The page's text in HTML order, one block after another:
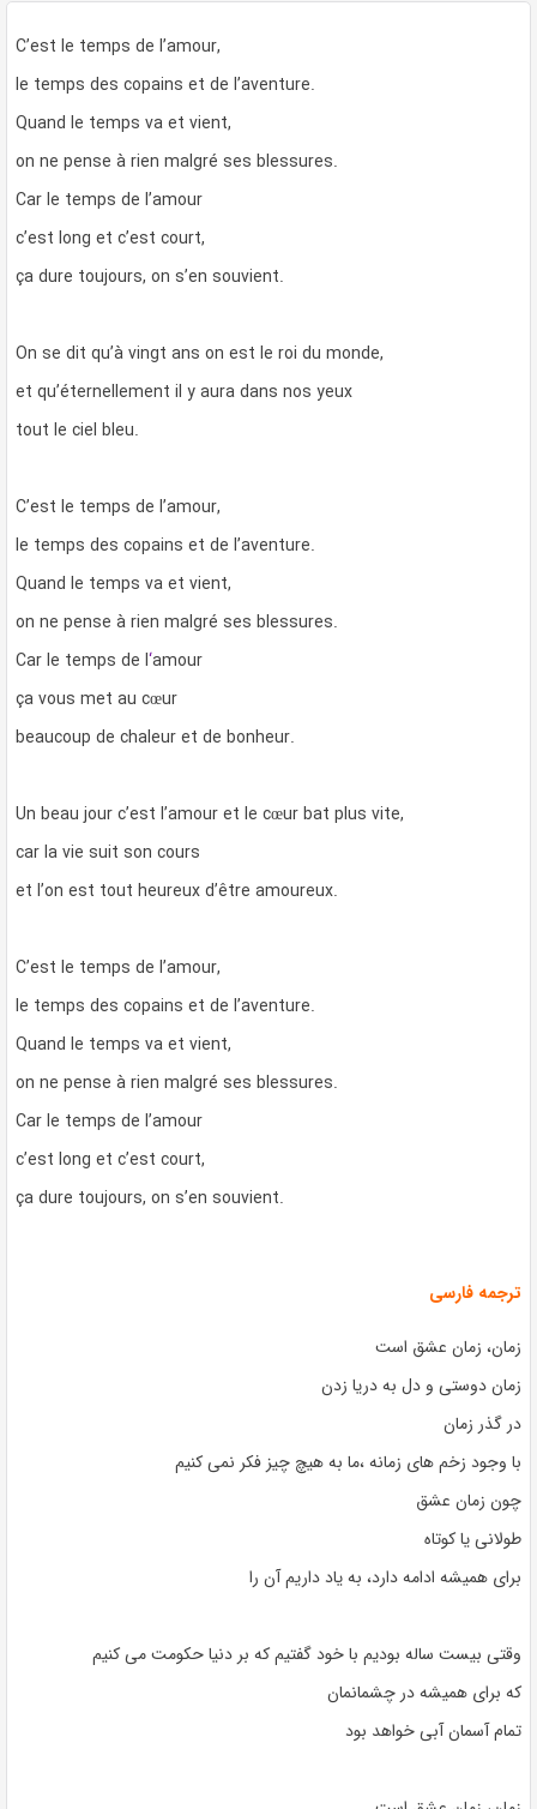
C’est le temps de l’amour,
le temps des copains et de l’aventure.
Quand le temps va et vient,
on ne pense à rien malgré ses blessures.
Car le temps de l’amour
c’est long et c’est court,
ça dure toujours, on s’en souvient.
On se dit qu’à vingt ans on est le roi du monde,
et qu’éternellement il y aura dans nos yeux
tout le ciel bleu.
C’est le temps de l’amour,
le temps des copains et de l’aventure.
Quand le temps va et vient,
on ne pense à rien malgré ses blessures.
Car le temps de l‘amour
ça vous met au cœur
beaucoup de chaleur et de bonheur.
Un beau jour c’est l’amour et le cœur bat plus vite,
car la vie suit son cours
et l’on est tout heureux d’être amoureux.
C’est le temps de l’amour,
le temps des copains et de l’aventure.
Quand le temps va et vient,
on ne pense à rien malgré ses blessures.
Car le temps de l’amour
c’est long et c’est court,
ça dure toujours, on s’en souvient.
ترجمه فارسی
زمان، زمان عشق است
زمان دوستی و دل به دریا زدن
در گذر زمان
با وجود زخم های زمانه ،ما به هیچ چیز فکر نمی کنیم
چون زمان عشق
طولانی یا کوتاه
برای همیشه ادامه دارد، به یاد داریم آن را
وقتی بیست ساله بودیم با خود گفتیم که بر دنیا حکومت می کنیم
که برای همیشه در چشمانمان
تمام آسمان آبی خواهد بود